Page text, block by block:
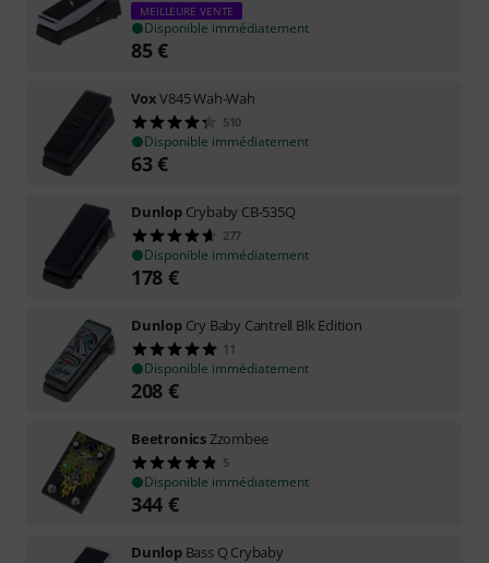
MEILLEURE VENTE
Disponible immédiatement
85€
VoxV845 Wah-Wah
510
Disponible immédiatement
63€
Dunlop Crybaby CB-535Q
277
Disponible immédiatement
178 €
Dunlop Cry Baby Cantrell Blk Edition
11
Disponible immédiatement
208 €
BeetronicsZzombee
5
Disponible immédiatement
344 €
Dunlop Bass Q Crybaby